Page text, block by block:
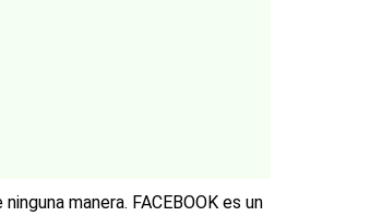
manera. FACEBOOK es un